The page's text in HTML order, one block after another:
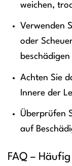
weichen,
Verwenden
oder
Achten Sie
Innere der
Überprüfen
auf
FAQ –